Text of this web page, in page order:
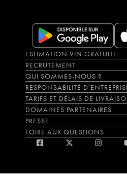
ESTIMATION VIN GRATUITE
RECRUTEMENT
QUI SOMMES-NOUS ?
RESPONSABILITÉ
TARIFS ET DÉLAIS DE
DOMAINES PARTENAIRES
PRESSE
FOIRE AUX QUESTIONS